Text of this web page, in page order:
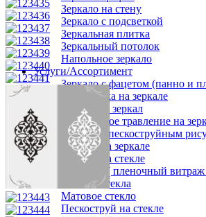
Зеркало на стену
Зеркало с подсветкой
Зеркальная плитка
Зеркальный потолок
Напольное зеркало
Услуги/Ассортимент
Зеркало с фацетом (панно и
Гравировка на зеркале
Установка зеркал
Химическое травление на
Зеркала с пескоструйным
Витраж на зеркале
Витраж на стекле
Витражи ( пленочный
Закалка стекла
Матовое стекло
Пескоструй на стекле